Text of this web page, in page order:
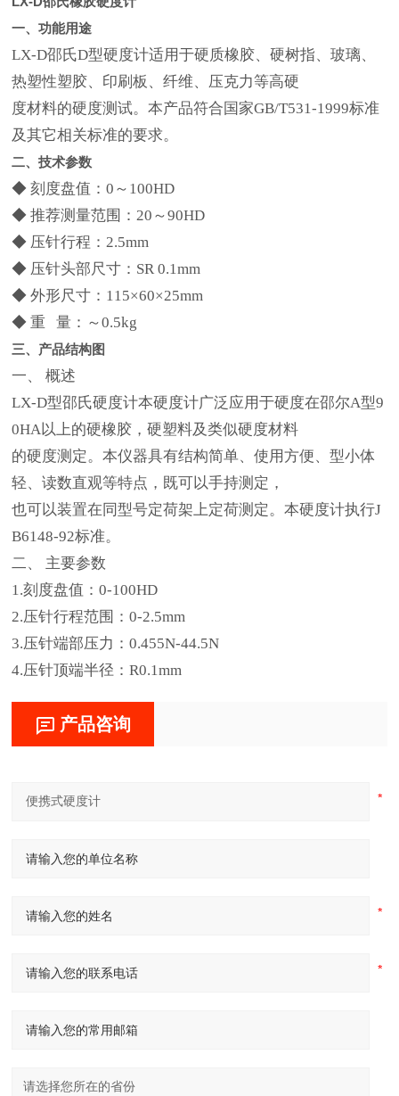
一、功能用途
LX-D邵氏D型硬度计适用于硬质橡胶、硬树指、玻璃、
热塑性塑胶、印刷板、纤维、压克力等高硬
度材料的硬度测试。本产品符合国家GB/T531-1999标准
及其它相关标准的要求。
二、技术参数
◆ 刻度盘值：0～100HD
◆ 推荐测量范围：20～90HD
◆ 压针行程：2.5mm
◆ 压针头部尺寸：SR 0.1mm
◆ 外形尺寸：115×60×25mm
◆ 重 量：～0.5kg
三、产品结构图
一、 概述
LX-D型邵氏硬度计本硬度计广泛应用于硬度在邵尔A型9
0HA以上的硬橡胶，硬塑料及类似硬度材料
的硬度测定。本仪器具有结构简单、使用方便、型小体
轻、读数直观等特点，既可以手持测定，
也可以装置在同型号定荷架上定荷测定。本硬度计执行J
B6148-92标准。
二、 主要参数
1.刻度盘值：0-100HD
2.压针行程范围：0-2.5mm
3.压针端部压力：0.455N-44.5N
4.压针顶端半径：R0.1mm
产品咨询